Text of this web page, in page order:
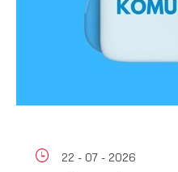
22 - 07 - 2026